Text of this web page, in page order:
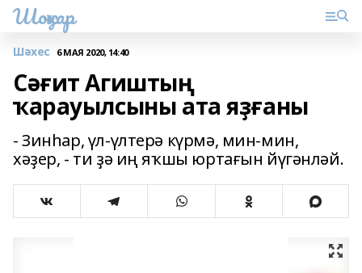
Шоңҡар
Шәхес 6 МАЯ 2020, 14:40
Сәғит Агиштың
ҡарауылсыны ата яҙғаны
- Зинһар, үл-үлтерә күрмә, мин-мин,
хәҙер, - ти ҙә иң яҡшы юртағын йүгәнләй.